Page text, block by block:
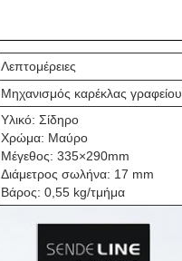
Λεπτομέρειες
Μηχανισμός καρέκλας γραφείου
Υλικό: Σίδηρο
Χρώμα: Μαύρο
Μέγεθος: 335×290mm
Διάμετρος σωλήνα: 17 mm
Βάρος: 0,55 kg/τμήμα